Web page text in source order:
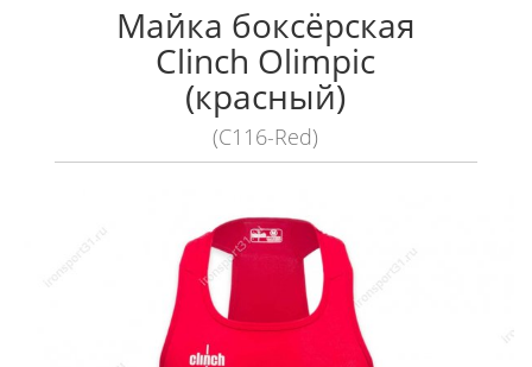
Майка боксёрская
Clinch Olimpic
(красный)
(C116-Red)